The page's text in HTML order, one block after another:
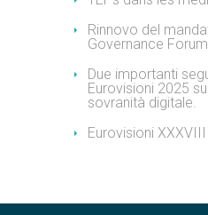
Rinnovo del
Governance Forum
Due importanti
Eurovisioni 2025
sovranità digitale.
Eurovisioni XXXVIII